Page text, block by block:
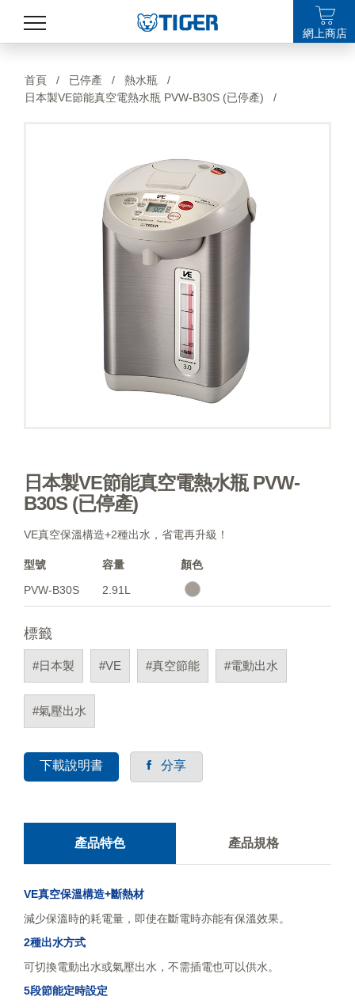
最新消息
網上商店
首頁 / 已停產 / 熱水瓶
/
日本製VE節能真空電熱水瓶 PVW-B30S (已停產)
/
日本製VE節能真空電熱水瓶 PVW-
B30S (已停產)
VE真空保溫構造+2種出水，省電再升級！
型號 容量
顏色
PVW-B30S
2.91L
標籤
#日本製 #VE #真空節能 #電動出水
#氣壓出水
下載說明書 分享
產品特色 產品規格
VE真空保溫構造+斷熱材
減少保溫時的耗電量，即使在斷電時亦能有保溫效果。
2種出水方式
可切換電動出水或氣壓出水，不需插電也可以供水。
5段節能定時設定